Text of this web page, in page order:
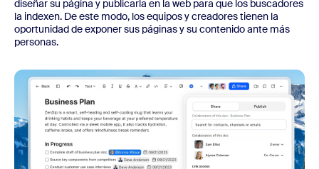
diseñar su página y publicarla en la web para que los buscadores
la indexen. De este modo, los equipos y creadores tienen la
oportunidad de exponer sus páginas y su contenido ante más
personas.